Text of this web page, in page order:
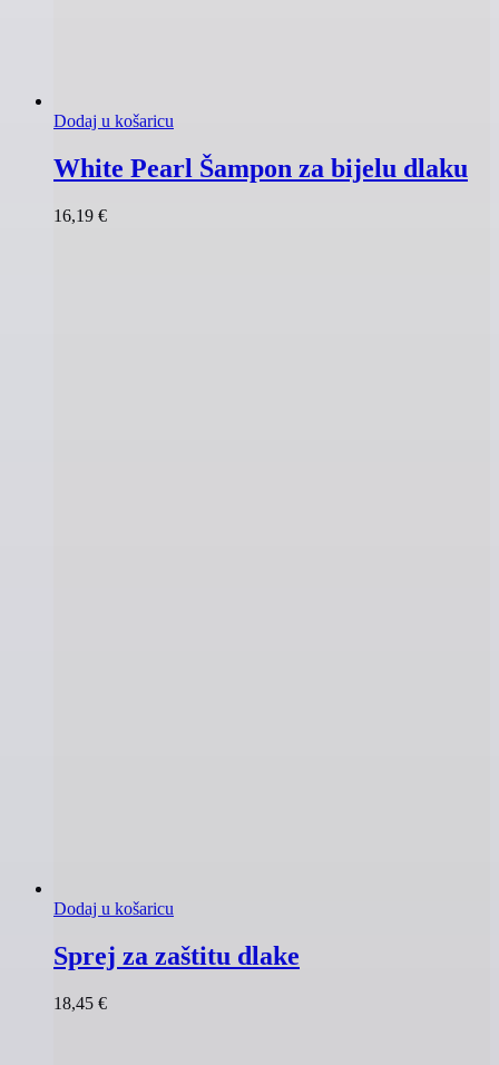
Dodaj u košaricu
White Pearl Šampon za bijelu dlaku
16,19 €
Dodaj u košaricu
Sprej za zaštitu dlake
18,45 €